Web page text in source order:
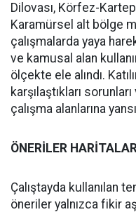
Dilovası, Körfez-
Karamürsel alt bölge
çalışmalarda yaya
ve kamusal alan
ölçekte ele alındı.
karşılaştıkları
çalışma alanlarına
ÖNERİLER
Çalıştayda kullanılan
öneriler yalnızca fikir